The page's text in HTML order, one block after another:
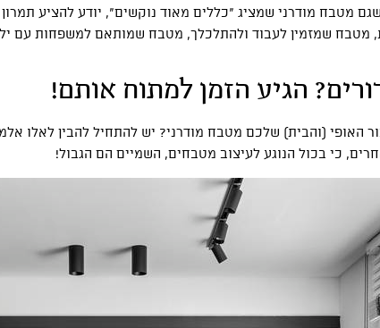
שגם מטבח מודרני שמציג “כללים מאוד נוקשים”, יודע להציע
מטבח שמזמין לעבוד ולהתלכלך, מטבח שמותאם למשפחות עם
הגיע הזמן למתוח אותם!
האופי (והבית) שלכם מטבח מודרני? יש להתחיל להבין לאלו
כי בכול הנוגע לעיצוב מטבחים, השמיים הם הגבול!